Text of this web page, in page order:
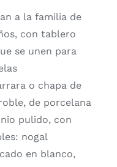
a la familia de
con tablero
se unen para
o chapa de
de porcelana
pulido, con
nogal
en blanco,